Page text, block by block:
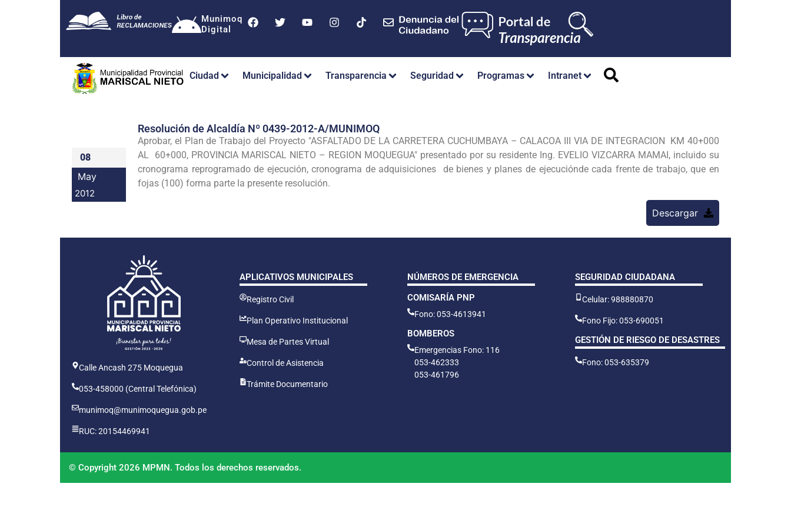
Munimoq
Digital
Ciudad Municipalidad Transparencia Seguridad Programas Intranet
08
May
2012
Resolución de Alcaldía Nº 0439-2012-A/MUNIMOQ
Aprobar, el Plan de Trabajo del Proyecto "ASFALTADO DE LA CARRETERA CUCHUMBAYA – CALACOA III VIA DE INTEGRACION KM 40+000
AL 60+000, PROVINCIA MARISCAL NIETO – REGION MOQUEGUA" presentado por su residente Ing. EVELIO VIZCARRA MAMAI, incluido su
cronograma reprogramado de ejecución, cronograma de adquisiciones de bienes y planes de ejecuciónde cada frente de trabajo, que en
fojas (100) forma parte la presente resolución.
Descargar
Calle Ancash 275 Moquegua
053-458000 (Central Telefónica)
munimoq@munimoquegua.gob.pe
RUC: 20154469941
APLICATIVOS MUNICIPALES
Registro Civil
Plan Operativo Institucional
Mesa de Partes Virtual
Control de Asistencia
Trámite Documentario
NÚMEROS DE EMERGENCIA
COMISARÍA PNP
Fono: 053-4613941
BOMBEROS
Emergencias Fono: 116
053-462333
053-461796
SEGURIDAD CIUDADANA
Celular: 988880870
Fono Fijo: 053-690051
GESTIÓN DE RIESGO DE DESASTRES
Fono: 053-635379
© Copyright 2026 MPMN. Todos los derechos reservados.